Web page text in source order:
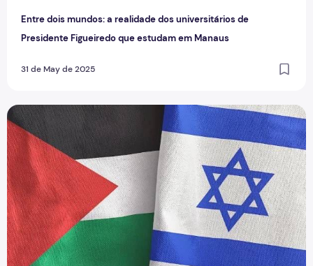
Entre dois mundos: a realidade dos universitários de
Presidente Figueiredo que estudam em Manaus
31 de May de 2025
Judeus e Palestinos em Manaus: Histórias de Resistência